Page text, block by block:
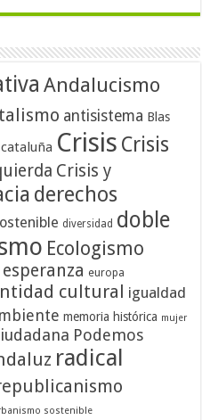
Andalucismo
antisistema Blas
cataluña Crisis Crisis
Crisis y
derechos
diversidad doble
Ecologismo
esperanza europa
cultural igualdad
memoria histórica mujer
Podemos
radical
sostenible